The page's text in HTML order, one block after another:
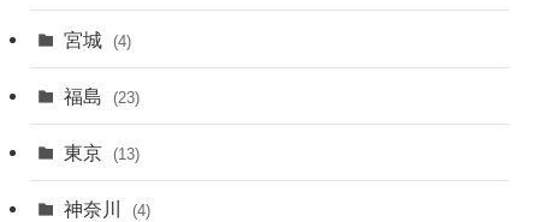
宮城 (4)
福島 (23)
東京 (13)
神奈川 (4)